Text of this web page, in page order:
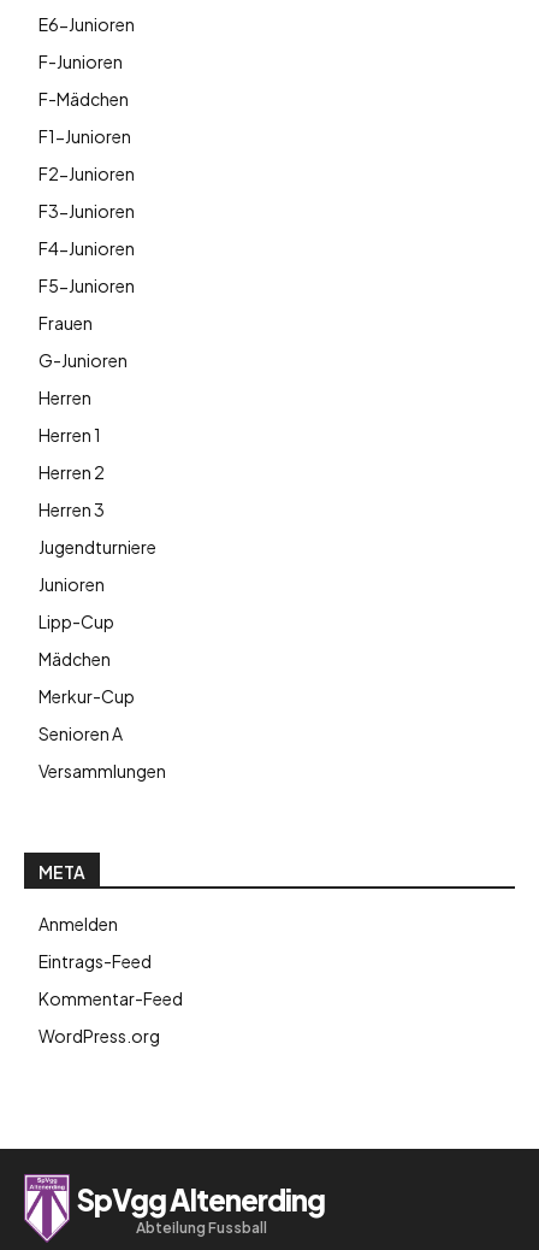
E6-Junioren
F-Junioren
F-Mädchen
F1-Junioren
F2-Junioren
F3-Junioren
F4-Junioren
F5-Junioren
Frauen
G-Junioren
Herren
Herren 1
Herren 2
Herren 3
Jugendturniere
Junioren
Lipp-Cup
Mädchen
Merkur-Cup
Senioren A
Versammlungen
META
Anmelden
Eintrags-Feed
Kommentar-Feed
WordPress.org
SpVgg Altenerding
Abteilung Fussball